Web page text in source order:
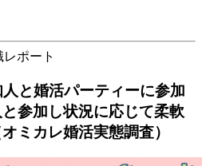
ポート
と婚活パーティーに参加
参加し状況に応じて柔軟
ミカレ婚活実態調査）